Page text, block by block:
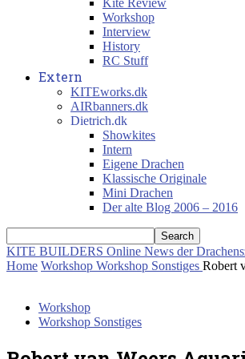
Kite Review
Workshop
Interview
History
RC Stuff
Extern
KITEworks.dk
AIRbanners.dk
Dietrich.dk
Showkites
Intern
Eigene Drachen
Klassische Originale
Mini Drachen
Der alte Blog 2006 – 2016
KITE BUILDERS Online News der
Home Workshop Workshop Sonstiges Robert
Workshop
Workshop Sonstiges